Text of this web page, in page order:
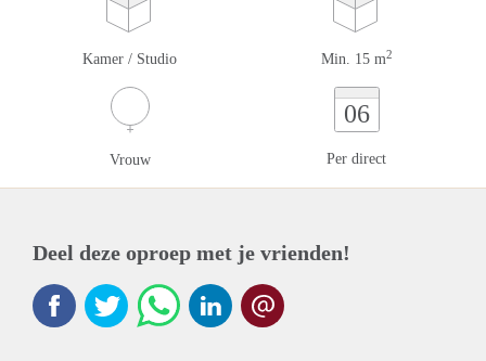
Kamer / Studio Min. 15 m2
Vrouw
06
Per direct
Deel deze oproep met je vrienden!